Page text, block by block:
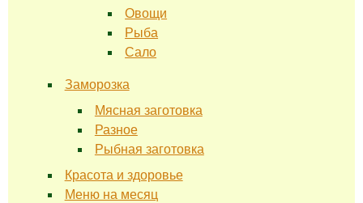
Овощи
Рыба
Сало
Заморозка
Мясная заготовка
Разное
Рыбная заготовка
Красота и здоровье
Меню на месяц